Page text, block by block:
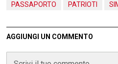
PASSAPORTO PATRIOTI
AGGIUNGI UN COMMENTO